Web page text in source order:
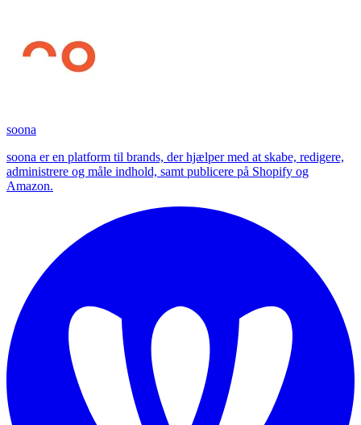
soona
soona er en platform til brands, der hjælper med at skabe, redigere,
administrere og måle indhold, samt publicere på Shopify og
Amazon.